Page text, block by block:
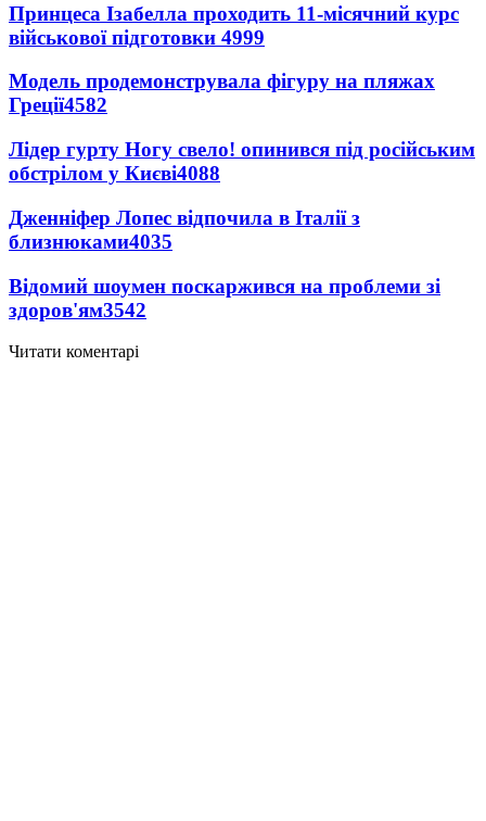
Принцеса Ізабелла проходить 11-місячний курс
військової підготовки 4999
Модель продемонструвала фігуру на пляжах
Греції4582
Лідер гурту Ногу свело! опинився під російським
обстрілом у Києві4088
Дженніфер Лопес відпочила в Італії з
близнюками4035
Відомий шоумен поскаржився на проблеми зі
здоров'ям3542
Читати коментарі